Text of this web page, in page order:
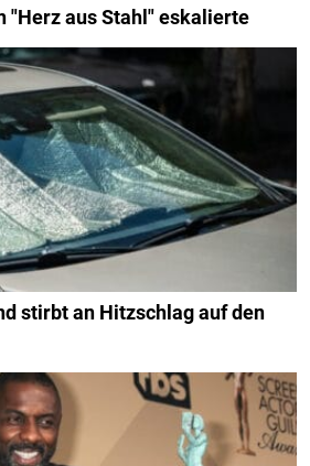
"Herz aus Stahl" eskalierte
stirbt an Hitzschlag auf den